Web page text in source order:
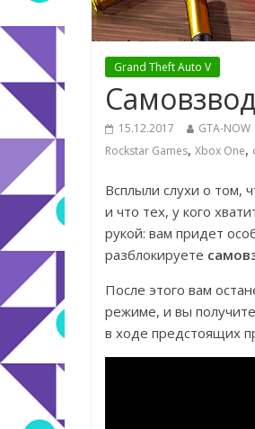
Grand Theft Auto V
15.12.2017 GTA-NOW
Rockstar Games, Xbox One,
Всплыли слухи о том,
и что тех, у кого
рукой: вам придет
разблокируете
После этого вам
режиме, и вы
в ходе предстоящих